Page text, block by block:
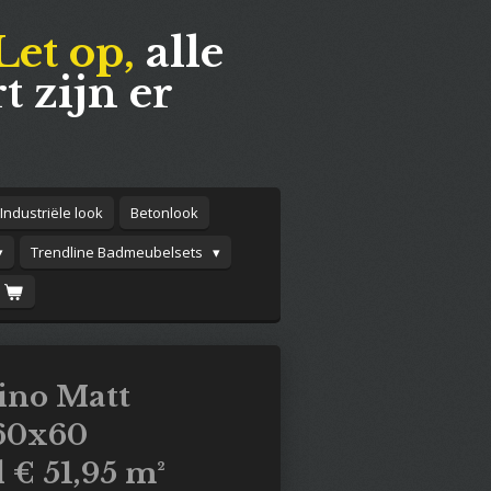
op, alle
zijn er
Industriële look
Betonlook
Trendline Badmeubelsets
Matt
51,95 m²